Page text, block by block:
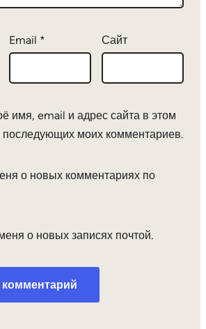
Email * Сайт
имя, email и адрес сайта в этом
последующих моих комментариев.
о новых комментариях по
о новых записях почтой.